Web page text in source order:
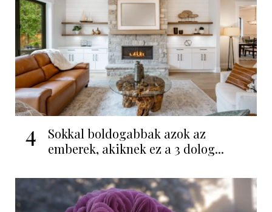
4
Sokkal boldogabbak azok az
emberek, akiknek ez a 3 dolog...